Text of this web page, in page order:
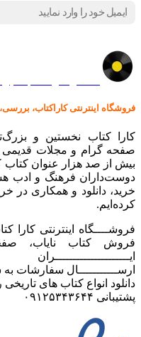
فروشگاه اینترنتی کاراکتاب،
کارا کتاب نخستین و
صفحه گرام و مجلات قدیمی
بیش از صد هزار عنوان
خرید، دانلود و همکاری در
کرده‌ایم.
فروشــــگاه اینترنتی کارا
فروش کتاب نایاب،
ایـــــــــــــــــــــران
ارســـــــــــال سفارشات
دانلود انواع کتاب های
پشتیبانی ۰۹۱۲۵۳۴۳۶۴۴